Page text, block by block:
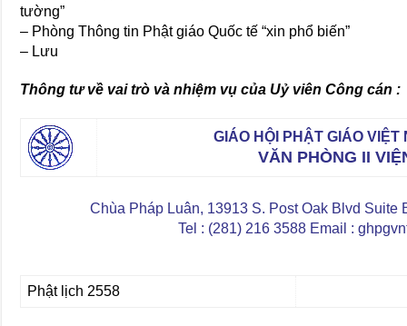
tường”
– Phòng Thông tin Phật giáo Quốc tế “xin phổ biến”
– Lưu
Thông tư về vai trò và nhiệm vụ của Uỷ viên Công cán :
GIÁO HỘI PHẬT GIÁO VIỆT
VĂN PHÒNG II
Chùa Pháp Luân, 13913 S. Post Oak Blvd Suite
Tel : (281) 216 3588 Email :
Phật lịch 2558